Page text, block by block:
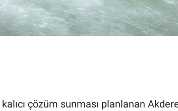
çözüm sunması planlanan